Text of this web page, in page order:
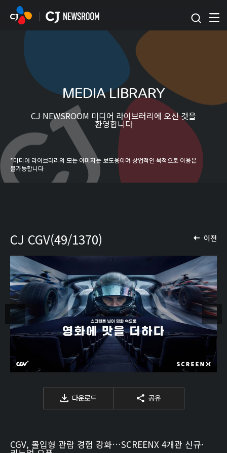
본문 바로가기
MEDIA LIBRARY
CJ NEWSROOM 미디어 라이브러리에 오신 것을
환영합니다
*미디어 라이브러리의 모든 이미지는 보도용이며 상업적인 목적으로 이용은
불가능합니다
이전
CJ CGV(49/1370)
다운로드 공유
CGV, 몰입형 관람 경험 강화…SCREENX 4개관 신규·